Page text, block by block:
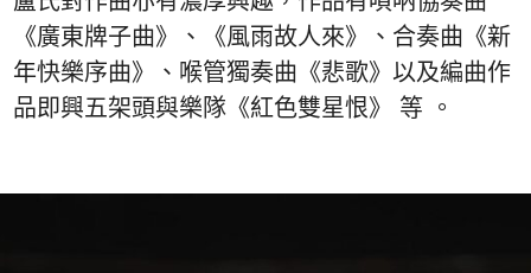
《廣東牌子曲》、《風雨故人來》、合奏曲《新
年快樂序曲》、喉管獨奏曲《悲歌》以及編曲作
品即興五架頭與樂隊《紅色雙星恨》 等 。